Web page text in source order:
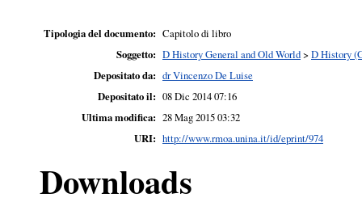
Tipologia del documento: Capitolo di libro
Soggetto: D History General and Old World> D History
Depositato da: dr Vincenzo De Luise
Depositato il: 08 Dic 2014 07:16
Ultima modifica: 28 Mag 2015 03:32
URI: http://www.rmoa.unina.it/id/eprint/974
Downloads